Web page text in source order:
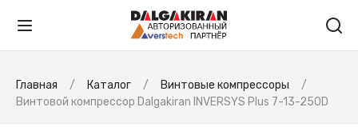
Главная Каталог
Винтовые компрессоры
Винтовой компрессор Dalgakiran INVERSYS Plus 7-13-250D